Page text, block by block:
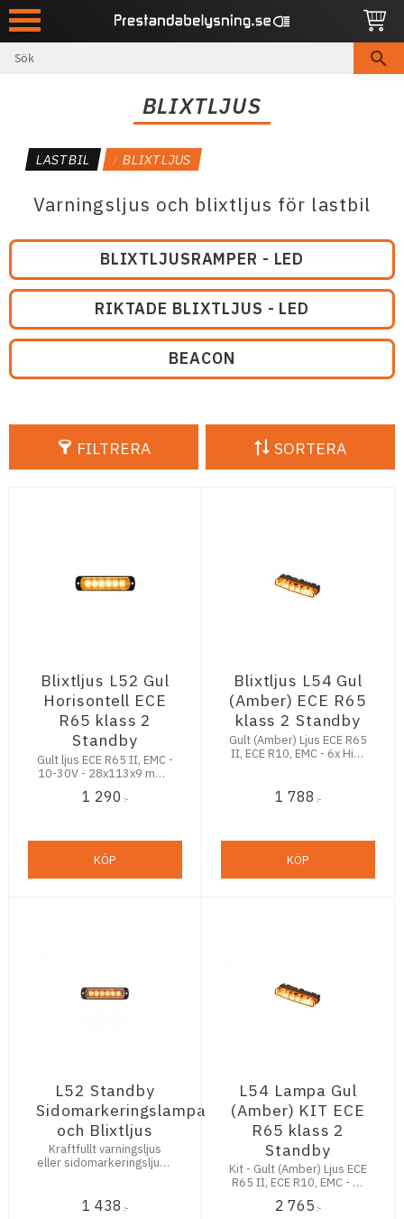
Meny
BLIXTLJUS
LASTBIL BLIXTLJUS
Varningsljus och blixtljus för lastbil
BLIXTLJUSRAMPER - LED
RIKTADE BLIXTLJUS - LED
BEACON
FILTRERA SORTERA
Blixtljus L52 Gul
Horisontell ECE
R65 klass 2
Standby
Gult ljus ECE R65 II, EMC -
10-30V - 28x113x9 mm -
1 290 :-
KÖP
Blixtljus L54 Gul
(Amber) ECE R65
klass 2 Standby
Gult (Amber) Ljus ECE R65
II, ECE R10, EMC - 6x High
1 788 :-
KÖP
L52 Standby
Sidomarkeringslampa
och Blixtljus
Kraftfullt varningsljus
eller sidomarkeringsljus -
1 438 :-
L54 Lampa Gul
(Amber) KIT ECE
R65 klass 2
Standby
Kit - Gult (Amber) Ljus ECE
R65 II, ECE R10, EMC - 6x
- 85x36x15​​ mm
2 765 :-